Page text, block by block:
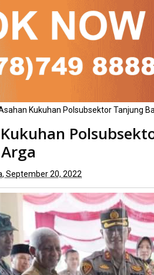
Kukuhan Polsubsektor Tanjung
September 20, 2022